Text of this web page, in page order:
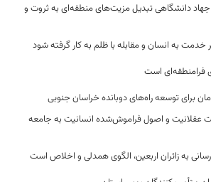
دانشگاهی تبدیل مزیت‌های منطقه‌ای به ثروت و
خدمت به انسان و مقابله با ظلم به کار گرفته شود
فرامنطقه‌ای است
عقلانیت و اصول فراموش‌شده انسانیت به جامعه
به زائران اربعین، الگوی همدلی و اخلاص است